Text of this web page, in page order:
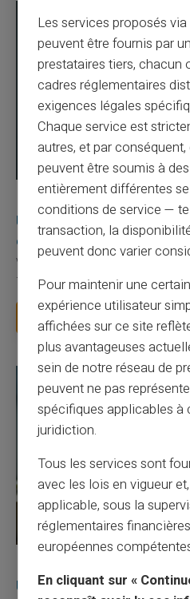
03/08/2026 Veritas
Une carte bancaire
existe ?
Vous avez tapé cette recherche
facture 50 € par an pour une carte
Lire la suite
Utilisation responsable du
Les services proposés
peuvent être fournis par
prestataires tiers, chacun
cadres réglementaires
exigences légales
Chaque service est
autres, et par
peuvent être soumis à
entièrement différentes
conditions de service —
transaction, la
peuvent donc varier
Pour maintenir une
expérience utilisateur
affichées sur ce site
plus avantageuses
sein de notre réseau de
peuvent ne pas
spécifiques applicables à
juridiction.
Tous les services sont
avec les lois en vigueur
applicable, sous la
réglementaires
européennes
En cliquant sur «